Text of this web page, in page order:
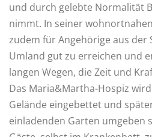
und durch gelebte Normalität
nimmt. In seiner
zudem für Angehörige aus der
Umland gut zu erreichen und
langen Wegen, die Zeit und
Das Maria&Martha-Hospiz
Gelände eingebettet und
einladenden Garten umgeben